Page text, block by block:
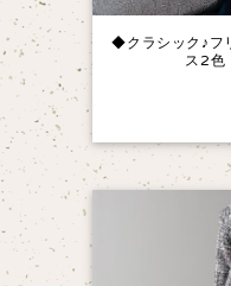
◆クラシック♪フ
ス2色